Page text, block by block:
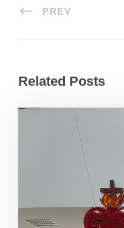
PREV
Related Posts